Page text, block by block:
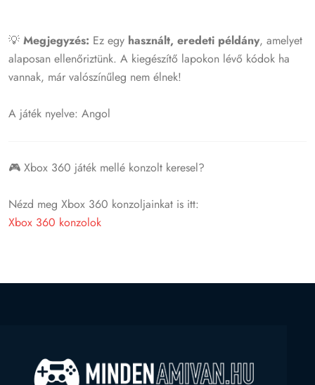
💡Megjegyzés: Ez egy használt, eredeti példány, amelyet
alaposan ellenőriztünk. A kiegészítő lapokon lévő kódok ha
vannak, már valószínűleg nem élnek!
A játék nyelve: Angol
🎮 Xbox 360 játék mellé konzolt keresel?
Nézd meg Xbox 360 konzoljainkat is itt:
Xbox 360 konzolok